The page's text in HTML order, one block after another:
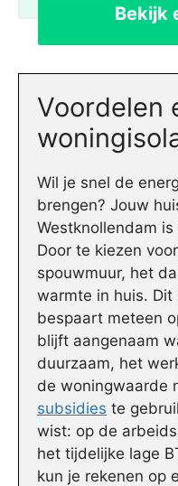
Bekijk
Voordelen
Wil je snel de
brengen? Jouw
Westknollendam
Door te kiezen
spouwmuur, het
warmte in huis.
bespaart meteen
blijft aangenaam
duurzaam, het
de woningwaarde
subsidies te
wist: op de
het tijdelijke lage
kun je rekenen op